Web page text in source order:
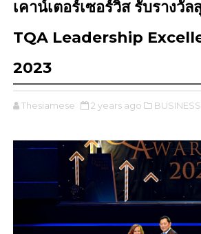
เคาน์เตอร์เซอร์วิส รับรางวั
TQA Leadership
2023
Thesiamese 2 years ago